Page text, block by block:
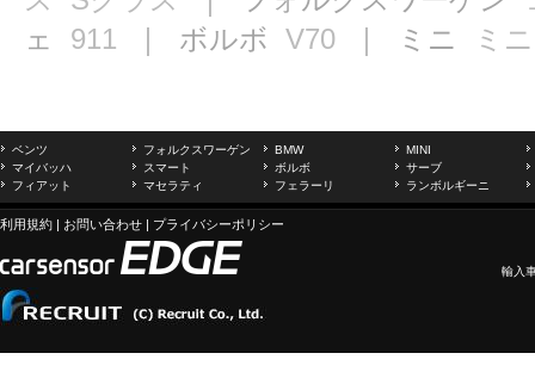
ェ 911 ｜ ボルボ V70 ｜ ミニ ミニ
ベンツ フォルクスワーゲン BMW
MINI
マイバッハ
スマート ボルボ
サーブ
フィアット
マセラティ フェラーリ ランボルギーニ
利用規約 | お問い合わせ | プライバシーポリシー
輸入